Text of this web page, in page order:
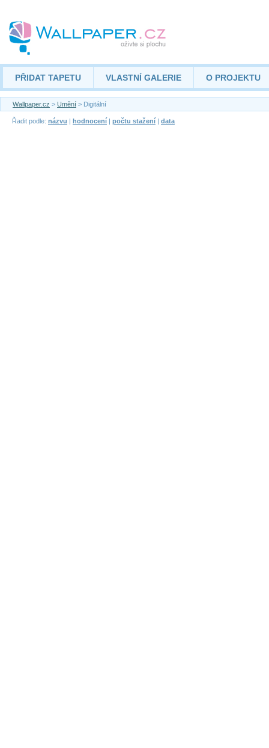
PŘIDAT TAPETU VLASTNÍ GALERIE O PROJEKTU
Wallpaper.cz > Umění > Digitální
Řadit podle: názvu | hodnocení | počtu stažení | data